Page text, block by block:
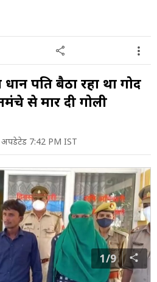
पति बैठा रहा था गोद
से मार दी गोली
अपडेटेड 7:42 PM IST
1/9